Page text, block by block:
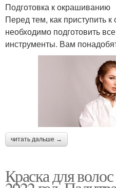
Подготовка к окрашиванию
Перед тем, как приступить
необходимо подготовить
инструменты. Вам
читать дальше →
Краска для